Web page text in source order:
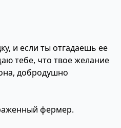
и если ты отгадаешь ее
тебе, что твое желание
добродушно
фермер.